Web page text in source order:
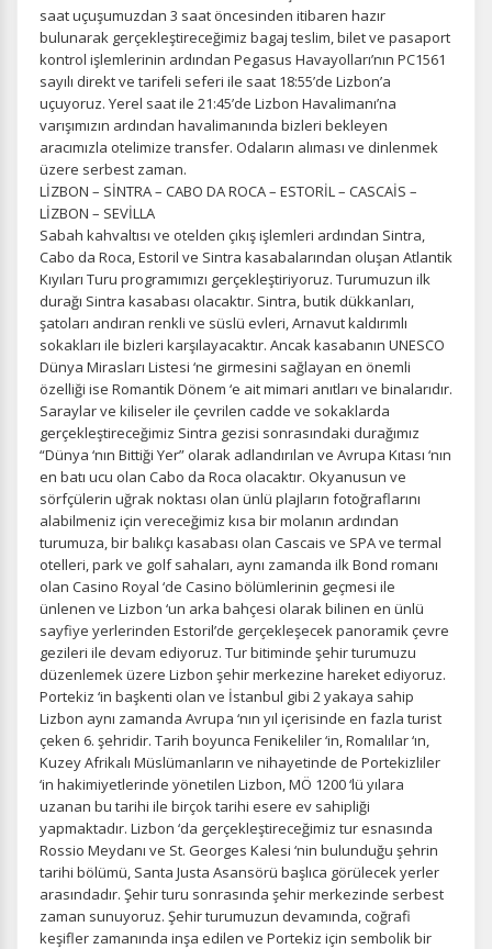
saat uçuşumuzdan 3 saat öncesinden itibaren hazır
bulunarak gerçekleştireceğimiz bagaj teslim, bilet ve pasaport
kontrol işlemlerinin ardından Pegasus Havayolları’nın PC1561
sayılı direkt ve tarifeli seferi ile saat 18:55’de Lizbon’a
uçuyoruz. Yerel saat ile 21:45’de Lizbon Havalimanı’na
varışımızın ardından havalimanında bizleri bekleyen
aracımızla otelimize transfer. Odaların alıması ve dinlenmek
üzere serbest zaman.
LİZBON – SİNTRA – CABO DA ROCA – ESTORİL – CASCAİS –
LİZBON – SEVİLLA
Sabah kahvaltısı ve otelden çıkış işlemleri ardından Sintra,
Cabo da Roca, Estoril ve Sintra kasabalarından oluşan Atlantik
Kıyıları Turu programımızı gerçekleştiriyoruz. Turumuzun ilk
durağı Sintra kasabası olacaktır. Sintra, butik dükkanları,
şatoları andıran renkli ve süslü evleri, Arnavut kaldırımlı
sokakları ile bizleri karşılayacaktır. Ancak kasabanın UNESCO
Dünya Mirasları Listesi ‘ne girmesini sağlayan en önemli
özelliği ise Romantik Dönem ‘e ait mimari anıtları ve binalarıdır.
Saraylar ve kiliseler ile çevrilen cadde ve sokaklarda
gerçekleştireceğimiz Sintra gezisi sonrasındaki durağımız
“Dünya ‘nın Bittiği Yer” olarak adlandırılan ve Avrupa Kıtası ‘nın
en batı ucu olan Cabo da Roca olacaktır. Okyanusun ve
sörfçülerin uğrak noktası olan ünlü plajların fotoğraflarını
alabilmeniz için vereceğimiz kısa bir molanın ardından
turumuza, bir balıkçı kasabası olan Cascais ve SPA ve termal
otelleri, park ve golf sahaları, aynı zamanda ilk Bond romanı
olan Casino Royal ‘de Casino bölümlerinin geçmesi ile
ünlenen ve Lizbon ‘un arka bahçesi olarak bilinen en ünlü
sayfiye yerlerinden Estoril’de gerçekleşecek panoramik çevre
gezileri ile devam ediyoruz. Tur bitiminde şehir turumuzu
düzenlemek üzere Lizbon şehir merkezine hareket ediyoruz.
Portekiz ‘in başkenti olan ve İstanbul gibi 2 yakaya sahip
Lizbon aynı zamanda Avrupa ‘nın yıl içerisinde en fazla turist
çeken 6. şehridir. Tarih boyunca Fenikeliler ‘in, Romalılar ‘ın,
Kuzey Afrikalı Müslümanların ve nihayetinde de Portekizliler
‘in hakimiyetlerinde yönetilen Lizbon, MÖ 1200 ‘lü yılara
uzanan bu tarihi ile birçok tarihi esere ev sahipliği
yapmaktadır. Lizbon ‘da gerçekleştireceğimiz tur esnasında
Rossio Meydanı ve St. Georges Kalesi ‘nin bulunduğu şehrin
tarihi bölümü, Santa Justa Asansörü başlıca görülecek yerler
arasındadır. Şehir turu sonrasında şehir merkezinde serbest
zaman sunuyoruz. Şehir turumuzun devamında, coğrafi
keşifler zamanında inşa edilen ve Portekiz için sembolik bir